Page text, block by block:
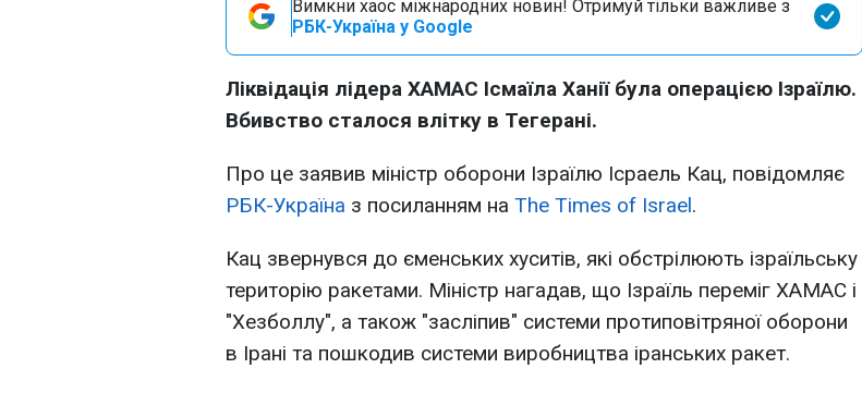
Вимкни хаос міжнародних новин! Отримуй тільки важливе з
РБК-Україна у Google
Ліквідація лідера ХАМАС Ісмаїла Ханії була операцією Ізраїлю.
Вбивство сталося влітку в Тегерані.
Про це заявив міністр оборони Ізраїлю Ісраель Кац, повідомляє
РБК-Україна з посиланням на The Times of Israel.
Кац звернувся до єменських хуситів, які обстрілюють ізраїльську
територію ракетами. Міністр нагадав, що Ізраїль переміг ХАМАС і
"Хезболлу", а також "засліпив" системи протиповітряної оборони
в Ірані та пошкодив системи виробництва іранських ракет.